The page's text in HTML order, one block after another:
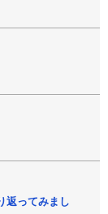
ってみまし